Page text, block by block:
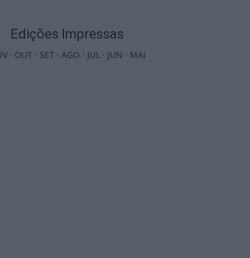
Edições Impressas
· OUT· SET· AGO · JUL· JUN · MAI